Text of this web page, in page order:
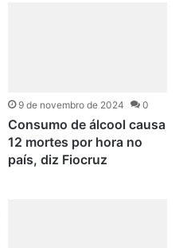
9 de novembro de 2024 0
Consumo de álcool causa
12 mortes por hora no
país, diz Fiocruz